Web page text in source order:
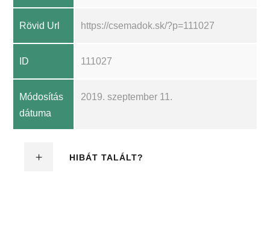
Rövid Url https://csemadok.sk/?p=111027
ID 111027
Módosítás
dátuma
2019. szeptember 11.
HIBÁT TALÁLT?